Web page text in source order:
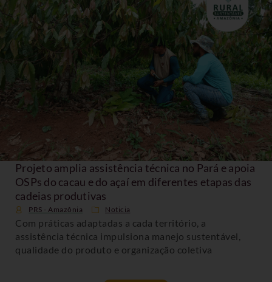
Projeto amplia assistência técnica no Pará e apoia
OSPs do cacau e do açaí em diferentes etapas das
cadeias produtivas
PRS - Amazônia Noticia
Com práticas adaptadas a cada território, a
assistência técnica impulsiona manejo sustentável,
qualidade do produto e organização coletiva